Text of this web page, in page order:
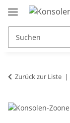
Zurück zur Liste